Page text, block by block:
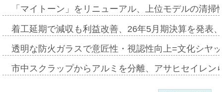
「マイトーン」をリニューアル、上位モデルの清
着工延期で減収も利益改善、26年5月期決算を発表
透明な防火ガラスで意匠性・視認性向上=文化シヤ
市中スクラップからアルミを分離、アサヒセイレ